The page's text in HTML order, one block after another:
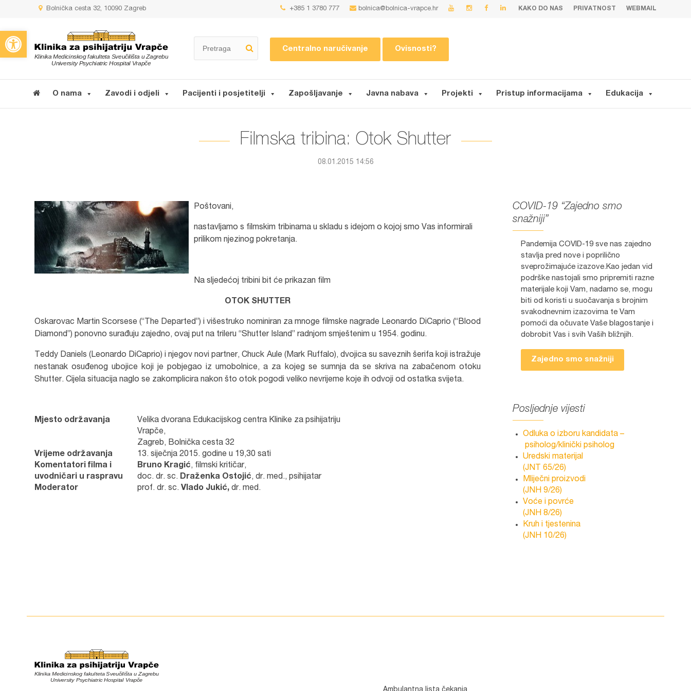
Open toolbar
Bolnička cesta 32, 10090 Zagreb +385 1 3780 777 bolnica@bolnica-vrapce.hr KAKO DO NAS PRIVATNOST WEBMAIL
Centralno naručivanje Ovisnosti?
O nama Zavodi i odjeli Pacijenti i posjetitelji Zapošljavanje Javna nabava Projekti Pristup informacijama Edukacija
Filmska tribina: Otok Shutter
08.01.2015 14:56
Poštovani,
nastavljamo s filmskim tribinama u skladu s idejom o kojoj smo Vas informirali
prilikom njezinog pokretanja.
Na sljedećoj tribini bit će prikazan film
OTOK SHUTTER
Oskarovac Martin Scorsese (“The Departed”) i višestruko nominiran za mnoge filmske nagrade Leonardo DiCaprio (“Blood
Diamond”) ponovno surađuju zajedno, ovaj put na trileru “Shutter Island” radnjom smještenim u 1954. godinu.
Teddy Daniels (Leonardo DiCaprio) i njegov novi partner, Chuck Aule (Mark Ruffalo), dvojica su saveznih šerifa koji istražuje
nestanak osuđenog ubojice koji je pobjegao iz umobolnice, a za kojeg se sumnja da se skriva na zabačenom otoku
Shutter. Cijela situacija naglo se zakomplicira nakon što otok pogodi veliko nevrijeme koje ih odvoji od ostatka svijeta.
Mjesto održavanja
Velika dvorana Edukacijskog centra Klinike za psihijatriju
Vrapče,
Zagreb, Bolnička cesta 32
Vrijeme održavanja
13. siječnja 2015. godine u 19,30 sati
Komentatori filma i
uvodničari u raspravu
Bruno Kragić, filmski kritičar,
doc. dr. sc. Draženka Ostojić, dr. med., psihijatar
Moderator
prof. dr. sc. Vlado Jukić, dr. med.
COVID-19 “Zajedno smo
snažniji”
Pandemija COVID-19 sve nas zajedno
stavlja pred nove i poprilično
sveprožimajuće izazove.Kao jedan vid
podrške nastojali smo pripremiti razne
materijale koji Vam, nadamo se, mogu
biti od koristi u suočavanja s brojnim
svakodnevnim izazovima te Vam
pomoći da očuvate Vaše blagostanje i
dobrobit Vas i svih Vaših bližnjih.
Zajedno smo snažniji
Posljednje vijesti
Odluka o izboru kandidata –
psiholog/klinički psiholog
Uredski materijal
(JNT 65/26)
Mliječni proizvodi
(JNH 9/26)
Voće i povrće
(JNH 8/26)
Kruh i tjestenina
(JNH 10/26)